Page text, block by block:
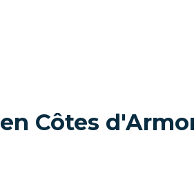
en Côtes